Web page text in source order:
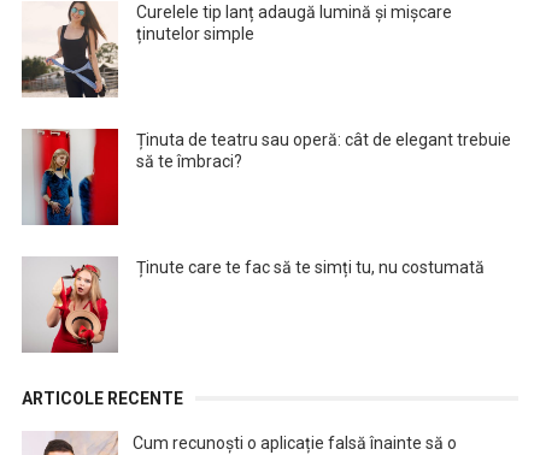
Curelele tip lanț adaugă lumină și mișcare
ținutelor simple
Ținuta de teatru sau operă: cât de elegant trebuie
să te îmbraci?
Ținute care te fac să te simți tu, nu costumată
ARTICOLE RECENTE
Cum recunoști o aplicație falsă înainte să o